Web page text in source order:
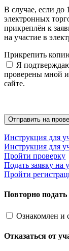
В случае, если
электронных
прикреплён к
на участие в
Прикрепить
Я
проверены мной
сайте.
Инструкция для
Инструкция для
Пройти проверку
Подать заявку на
Пройти
Повторно подать
Ознакомлен и
Отказаться от